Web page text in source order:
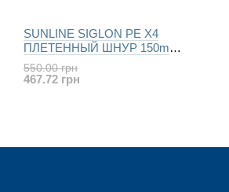
SUNLINE SIGLON PE X4
ПЛЕТЕННЫЙ ШНУР 150m
(DARK-GREEN)
550.00 грн
467.72 грн